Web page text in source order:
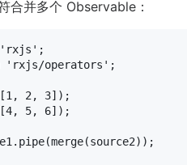
合并多个 Observable：
'rxjs'
'rxjs/operators' ;
1, 2, 3
4, 5, 6]);
pipe(merge(source2));